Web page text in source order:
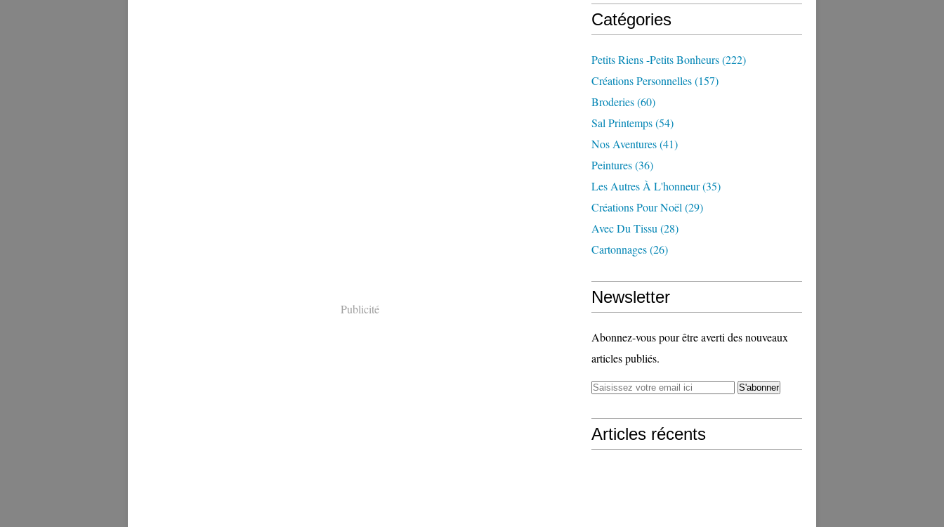
Publicité
Catégories
Petits Riens -petits Bonheurs(222)
Créations Personnelles(157)
Broderies(60)
Sal Printemps(54)
Nos Aventures(41)
Peintures(36)
Les Autres À L'honneur(35)
Créations Pour Noël (29)
Avec Du Tissu (28)
Cartonnages(26)
Newsletter
Abonnez-vous pour être averti des nouveaux
articles publiés.
Articles récents